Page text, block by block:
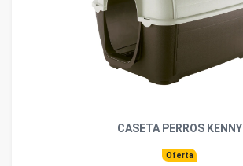
CASETA PERROS KENNY
Oferta